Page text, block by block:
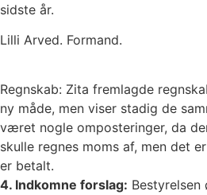
sidste år.
Lilli Arved. Formand.
Regnskab: Zita fremlagde
ny måde, men viser stadig de
været nogle omposteringer, da
skulle regnes moms af, men det
er betalt.
4. Indkomne forslag: Bestyrelsen